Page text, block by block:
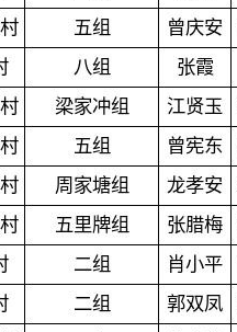
五组 曾庆安
八组 张霞
梁家冲组 江贤玉
五组 曾宪东
周家塘组 龙孝安
五里牌组 张腊梅
二组 肖小平
二组 郭双凤